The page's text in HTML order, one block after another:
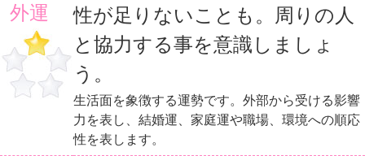
外運
性が足りないことも。周りの人
と協力する事を意識しましょ
う。
生活面を象徴する運勢です。外部から受ける影響
力を表し、結婚運、家庭運や職場、環境への順応
性を表します。